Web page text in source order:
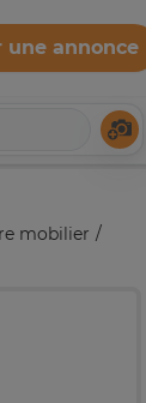
une annonce
mobilier